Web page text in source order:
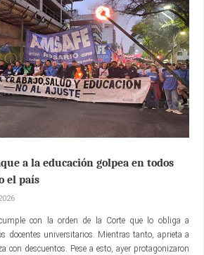
a la educación golpea en todos
el país
con la orden de la Corte que lo obliga a
docentes universitarios. Mientras tanto, aprieta a
con descuentos. Pese a esto, ayer protagonizaron